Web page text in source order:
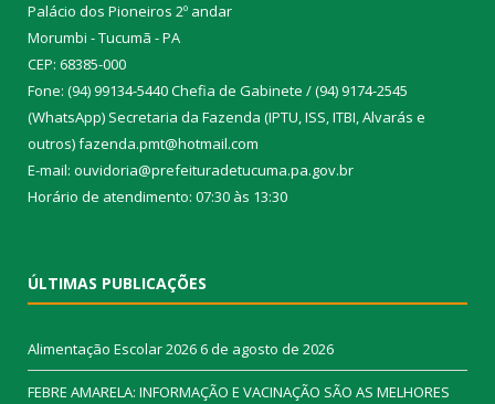
Palácio dos Pioneiros 2º andar
Morumbi - Tucumã - PA
CEP: 68385-000
Fone: (94) 99134-5440 Chefia de Gabinete / (94) 9174-2545
(WhatsApp) Secretaria da Fazenda (IPTU, ISS, ITBI, Alvarás e
outros) fazenda.pmt@hotmail.com
E-mail: ouvidoria@prefeituradetucuma.pa.gov.br
Horário de atendimento: 07:30 às 13:30
ÚLTIMAS PUBLICAÇÕES
Alimentação Escolar 20266 de agosto de 2026
FEBRE AMARELA: INFORMAÇÃO E VACINAÇÃO SÃO AS MELHORES